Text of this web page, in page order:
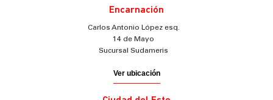
Encarnación
Carlos Antonio López esq.
14 de Mayo
Sucursal Sudameris
Ver ubicación